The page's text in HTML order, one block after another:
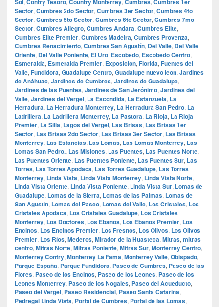
Sol, Contry Tesoro, Country Monterrey, Cumbres, Cumbres 1er
Sector, Cumbres 2do Sector, Cumbres 3er Sector, Cumbres 4to
Sector, Cumbres 5to Sector, Cumbres 6to Sector, Cumbres 7mo
Sector, Cumbres Allegro, Cumbres Andara, Cumbres Elite,
Cumbres Elite Premier, Cumbres Madeira, Cumbres Provenza,
Cumbres Renacimiento, Cumbres San Agustín, Del Valle, Del Valle
Oriente, Del Valle Poniente, El Uro, Escobedo, Escobedo Centro,
Esmeralda, Esmeralda Premier, Exposición, Florida, Fuentes del
Valle, Fundidora, Guadalupe Centro, Guadalupe nuevo leon, Jardines
de Anáhuac, Jardines de Cumbres, Jardines de Guadalupe,
Jardines de las Puentes, Jardines de San Jerónimo, Jardines del
Valle, Jardines del Vergel, La Escondida, La Estanzuela, La
Herradura, La Herradura Monterrey, La Herradura San Pedro, La
Ladrillera, La Ladrillera Monterrey, La Pastora, La Rioja, La Rioja
Premier, La Silla, Lagos del Vergel, Las Brisas, Las Brisas 1er
Sector, Las Brisas 2do Sector, Las Brisas 3er Sector, Las Brisas
Monterrey, Las Estancias, Las Lomas, Las Lomas Monterrey, Las
Lomas San Pedro., Las Misiones, Las Puentes, Las Puentes Norte,
Las Puentes Oriente, Las Puentes Poniente, Las Puentes Sur, Las
Torres, Las Torres Apodaca, Las Torres Guadalupe, Las Torres
Monterrey, Linda Vista, Linda Vista Monterrey, Linda Vista Norte,
Linda Vista Oriente, Linda Vista Poniente, Linda Vista Sur, Lomas de
Guadalupe, Lomas de la Sierra, Lomas de las Palmas, Lomas de
San Agustín, Lomas del Paseo, Lomas del Valle, Los Cristales, Los
Cristales Apodaca, Los Cristales Guadalupe, Los Cristales
Monterrey, Los Doctores, Los Ebanos, Los Ebanos Premier, Los
Encinos, Los Encinos Premier, Los Fresnos, Los Olivos, Los Olivos
Premier, Los Ríos, Mederos, Mirador de la Huasteca, Mitras, mitras
centro, Mitras Norte, Mitras Poniente, Mitras Sur, Monterrey Centro,
Monterrey Contry, Monterrey La Fama, Monterrey Valle, Obispado,
Parque España, Parque Fundidora, Paseo de Cumbres, Paseo de las
Flores, Paseo de los Encinos, Paseo de los Leones, Paseo de los
Leones Monterrey, Paseo de los Nogales, Paseo del Acueducto,
Paseo del Vergel, Paseo Residencial, Paseo Santa Catarina,
Pedregal Linda Vista, Portal de Cumbres, Portal de las Lomas,